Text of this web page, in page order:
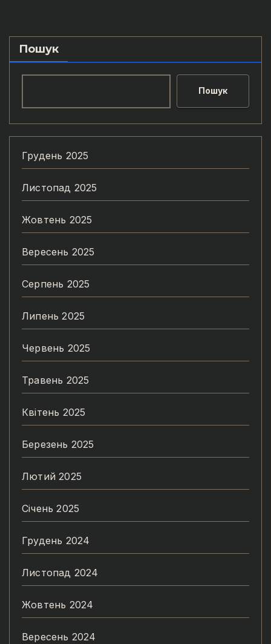
Пошук
Пошук
Грудень 2025
Листопад 2025
Жовтень 2025
Вересень 2025
Серпень 2025
Липень 2025
Червень 2025
Травень 2025
Квітень 2025
Березень 2025
Лютий 2025
Січень 2025
Грудень 2024
Листопад 2024
Жовтень 2024
Вересень 2024